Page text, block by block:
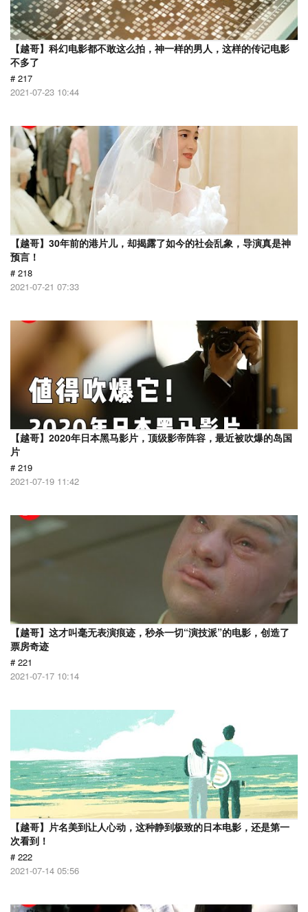
【越哥】科幻电影都不敢这么拍，神一样的男人，这样的传记电影
不多了
# 217
2021-07-23 10:44
【越哥】30年前的港片儿，却揭露了如今的社会乱象，导演真是神
预言！
# 218
2021-07-21 07:33
【越哥】2020年日本黑马影片，顶级影帝阵容，最近被吹爆的岛国
片
# 219
2021-07-19 11:42
【越哥】这才叫毫无表演痕迹，秒杀一切“演技派”的电影，创造了
票房奇迹
# 221
2021-07-17 10:14
【越哥】片名美到让人心动，这种静到极致的日本电影，还是第一
次看到！
# 222
2021-07-14 05:56